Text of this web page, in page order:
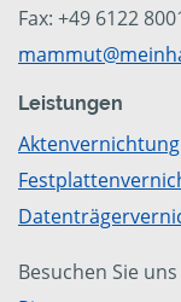
Fax: +49 6122
Leistungen
Aktenvernichtung
Besuchen Sie